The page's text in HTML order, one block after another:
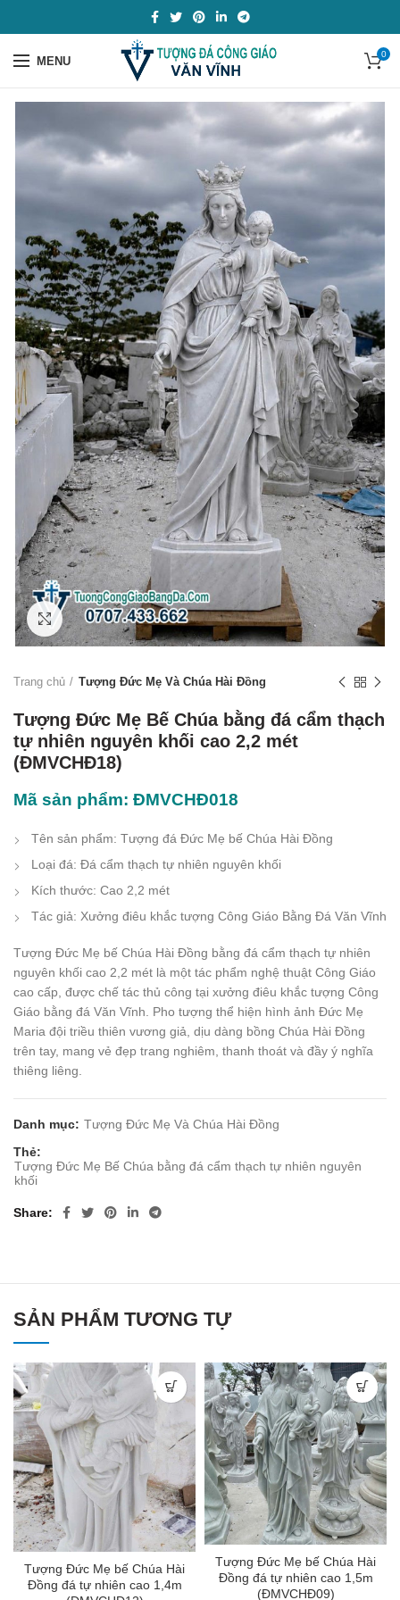
MENU 0
Click to enlarge
Trang chủ Tượng Đức Mẹ Và Chúa Hài Đồng
Tượng Đức Mẹ Bế Chúa bằng đá cẩm thạch
tự nhiên nguyên khối cao 2,2 mét
(ĐMVCHĐ18)
Mã sản phẩm: ĐMVCHĐ018
Tên sản phẩm: Tượng đá Đức Mẹ bế Chúa Hài Đồng
Loại đá: Đá cẩm thạch tự nhiên nguyên khối
Kích thước: Cao 2,2 mét
Tác giả: Xưởng điêu khắc tượng Công Giáo Bằng Đá Văn Vĩnh
Tượng Đức Mẹ bế Chúa Hài Đồng bằng đá cẩm thạch tự nhiên
nguyên khối cao 2,2 mét là một tác phẩm nghệ thuật Công Giáo
cao cấp, được chế tác thủ công tại xưởng điêu khắc tượng Công
Giáo bằng đá Văn Vĩnh. Pho tượng thể hiện hình ảnh Đức Mẹ
Maria đội triều thiên vương giả, dịu dàng bồng Chúa Hài Đồng
trên tay, mang vẻ đẹp trang nghiêm, thanh thoát và đầy ý nghĩa
thiêng liêng.
Danh mục: Tượng Đức Mẹ Và Chúa Hài Đồng
Thẻ:
Tượng Đức Mẹ Bế Chúa bằng đá cẩm thạch tự nhiên nguyên
khối
Share
SẢN PHẨM TƯƠNG TỰ
Tượng Đức Mẹ bế Chúa Hài
Đồng đá tự nhiên cao 1,4m
Tượng Đức Mẹ bế Chúa Hài
Đồng đá tự nhiên cao 1,5m
(ĐMVCHĐ09)